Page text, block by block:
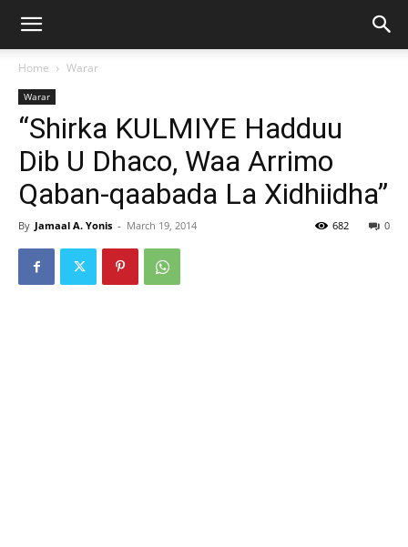
Home Warar
Warar
“Shirka KULMIYE Hadduu
Dib U Dhaco, Waa Arrimo
Qaban-qaabada La Xidhiidha”
By Jamaal A. Yonis - March 19, 2014 0
682